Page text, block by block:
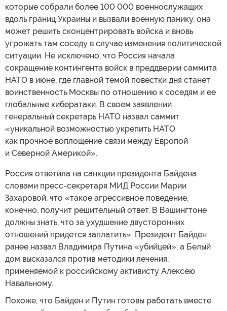
которые собрали более 100 000 военнослужащих
вдоль границ Украины и вызвали военную панику, она
может решить сконцентрировать войска и вновь
угрожать там соседу в случае изменения политической
ситуации. Не исключено, что Россия начала
сокращение контингента войск в преддверии саммита
НАТО в июне, где главной темой повестки дня станет
воинственность Москвы по отношению к соседям и ее
глобальные кибератаки. В своем заявлении
генеральный секретарь НАТО назвал саммит
«уникальной возможностью укрепить НАТО
как прочное воплощение связи между Европой
и Северной Америкой».
Россия ответила на санкции президента Байдена
словами пресс-секретаря МИД России Марии
Захаровой, что «такое агрессивное поведение,
конечно, получит решительный ответ. В Вашингтоне
должны знать, что за ухудшение двусторонних
отношений придется заплатить». Президент Байден
ранее назвал Владимира Путина «убийцей», а Белый
дом высказался против методики лечения,
применяемой к российскому активисту Алексею
Навальному.
Похоже, что Байден и Путин готовы работать вместе